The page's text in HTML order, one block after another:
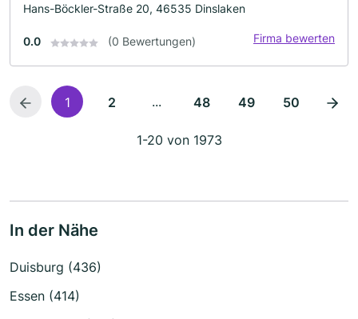
Hans-Böckler-Straße 20, 46535 Dinslaken
0.0 (0 Bewertungen) Firma bewerten
1 2 ... 48 49 50
1-20 von 1973
In der Nähe
Duisburg (436)
Essen (414)